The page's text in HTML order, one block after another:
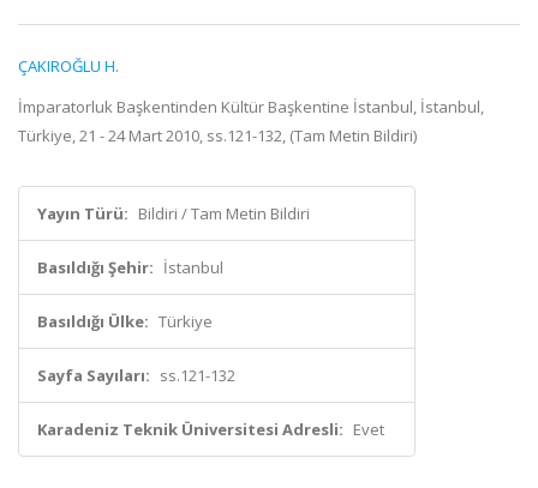
ÇAKIROĞLU H.
İmparatorluk Başkentinden Kültür Başkentine İstanbul, İstanbul,
Türkiye, 21 - 24 Mart 2010, ss.121-132, (Tam Metin Bildiri)
Yayın Türü: Bildiri / Tam Metin Bildiri
Basıldığı Şehir: İstanbul
Basıldığı Ülke: Türkiye
Sayfa Sayıları: ss.121-132
Karadeniz Teknik Üniversitesi Adresli: Evet